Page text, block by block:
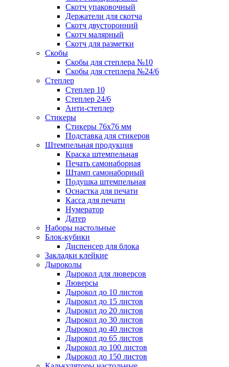
Скотч упаковочный
Держатели для скотча
Скотч двусторонний
Скотч малярный
Скотч для разметки
Скобы
Скобы для степлера №10
Скобы для степлера №24/6
Степлер
Степлер 10
Степлер 24/6
Анти-степлер
Стикеры
Стикеры 76x76 мм
Подставка для стикеров
Штемпельная продукция
Краска штемпельная
Печать самонаборная
Штамп самонаборный
Подушка штемпельная
Оснастка для печати
Касса для печати
Нумератор
Датер
Наборы настольные
Блок-кубики
Диспенсер для блока
Закладки клейкие
Дыроколы
Дырокол для люверсов
Люверсы
Дырокол до 10 листов
Дырокол до 15 листов
Дырокол до 20 листов
Дырокол до 30 листов
Дырокол до 40 листов
Дырокол до 65 листов
Дырокол до 100 листов
Дырокол до 150 листов